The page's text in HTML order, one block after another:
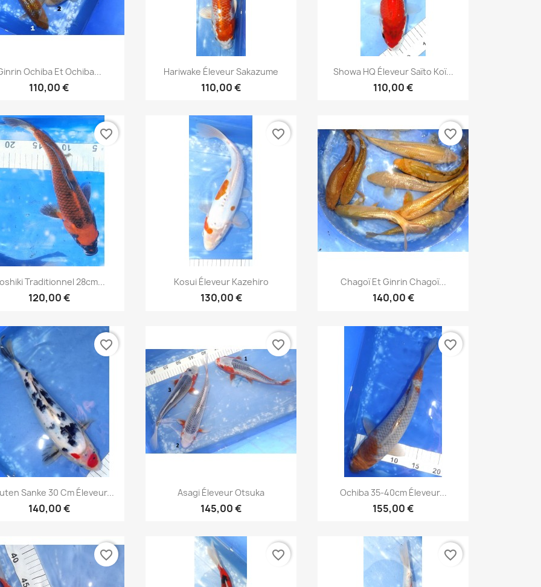
Aperçu rapide
Ochiba Et Ochiba...
110,00 €
Aperçu rapide
Hariwake Éleveur Sakazume
110,00 €
Aperçu rapide
Showa HQ Éleveur Saïto Koï...
110,00 €
Aperçu rapide
Traditionnel 28cm...
120,00 €
favorite_border
Aperçu rapide
Kosui Éleveur Kazehiro
130,00 €
favorite_border
Aperçu rapide
Chagoï Et Ginrin Chagoï...
140,00 €
favorite_border
Aperçu rapide
Sanke 30 Cm Éleveur...
140,00 €
favorite_border
Aperçu rapide
Asagi Éleveur Otsuka
145,00 €
favorite_border
Aperçu rapide
Ochiba 35-40cm Éleveur...
155,00 €
favorite_border
favorite_border favorite_border favorite_border